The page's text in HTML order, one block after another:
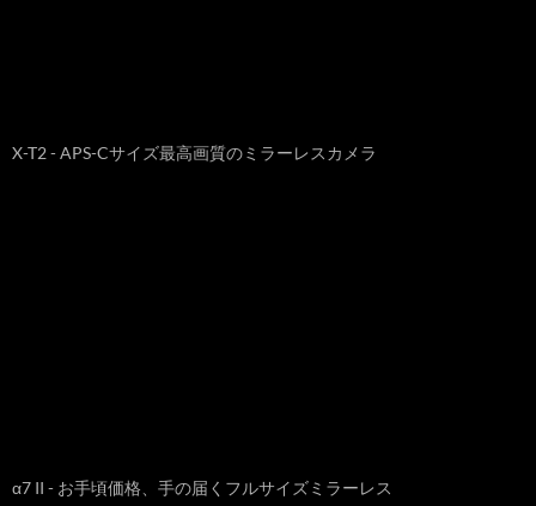
X-T2 - APS-Cサイズ最高画質のミラーレスカメラ
α7 II - お手頃価格、手の届くフルサイズミラーレス